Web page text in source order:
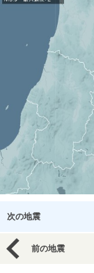
次の地震
前の地震